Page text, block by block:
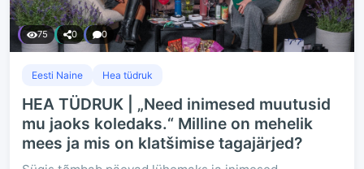
75 0 0
Eesti Naine Hea tüdruk
HEA TÜDRUK | „Need inimesed muutusid
mu jaoks koledaks.“ Milline on mehelik
mees ja mis on klatšimise tagajärjed?